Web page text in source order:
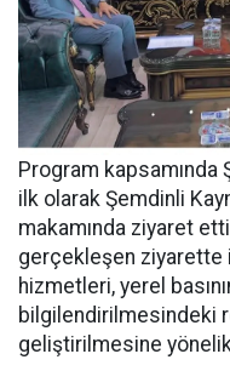
Program
ilk olarak Şemdinli
makamında ziyaret
gerçekleşen ziyarette
hizmetleri, yerel
bilgilendirilmesindeki
geliştirilmesine